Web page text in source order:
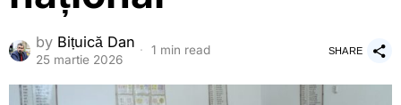
by Bițuică Dan
25 martie 2026
1 min read SHARE